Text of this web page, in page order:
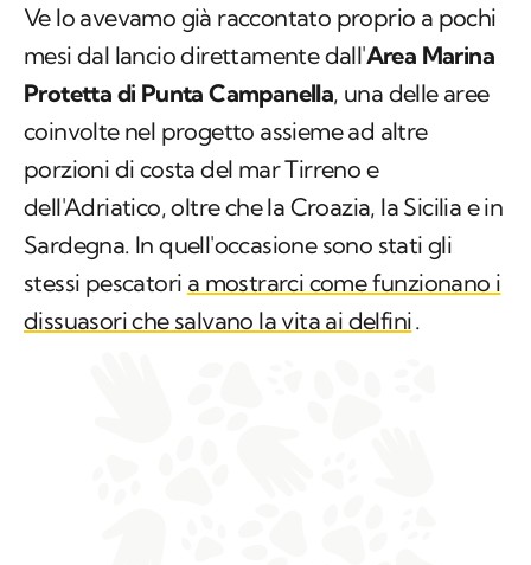
Ve lo avevamo già raccontato proprio a pochi
mesi dal lancio direttamente dall'Area Marina
Protetta di Punta Campanella, una delle aree
coinvolte nel progetto assieme ad altre
porzioni di costa del mar Tirreno e
dell'Adriatico, oltre che la Croazia, la Sicilia e in
Sardegna. In quell'occasione sono stati gli
stessi pescatori a mostrarci come funzionano i
dissuasori che salvano la vita ai delfini.